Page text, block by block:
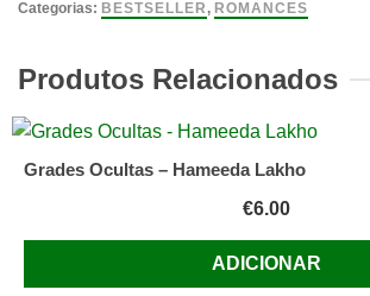
de
Margarida
Pinto
Categorias: BESTSELLER , ROMANCES
Produtos Relacionados
Grades Ocultas – Hameeda Lakho
€6.00
ADICIONAR